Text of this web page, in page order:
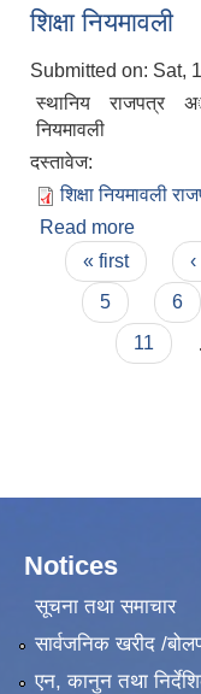
शिक्षा नियमावली
Submitted on: Sat,
स्थानिय राजपत्र
नियमावली
दस्तावेज:
शिक्षा नियमावली
Read more
Pages
« first
5
6
11
Notices
सूचना तथा समाचार
सार्वजनिक खरीद /
एन, कानुन तथा